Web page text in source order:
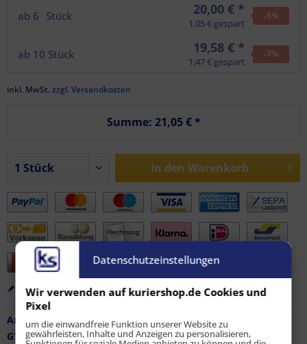
ab 6 Stück 20,00 € *
1,05 € gespart
-5%
ab 10 Stück 19,58 € *
1,47 € gespart
-7%
inkl. MwSt. zzgl. Versandkosten
Summe: 21,05 €*
In den Warenkorb
Merken Bewerten Empfehlen
Artikel-Nr.:
FZ-AF-11914
GTIN / EAN:
9010486151340
Datenschutzeinstellungen
Wir verwenden auf kuriershop.de Cookies und
Pixel
um die einwandfreie Funktion unserer Website zu
gewährleisten, Inhalte und Anzeigen zu personalisieren,